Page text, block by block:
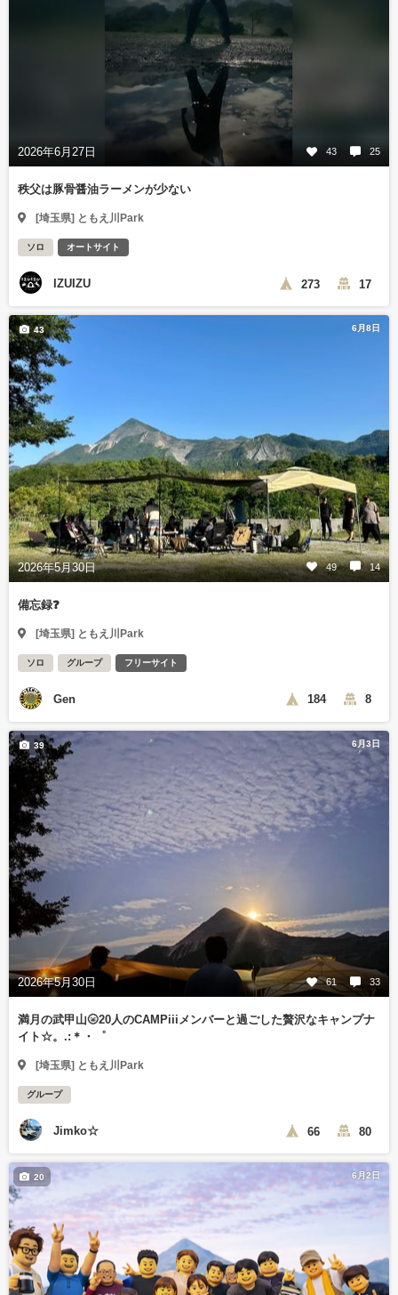
2026年6月27日 43 25
秩父は豚骨醤油ラーメンが少ない
[埼玉県] ともえ川Park
ソロ オートサイト
IZUIZU 273 17
6月8日
2026年5月30日 49 14
43
備忘録❓
[埼玉県] ともえ川Park
ソロ グループ フリーサイト
Gen 184 8
6月3日
2026年5月30日 61 33
39
満月の武甲山🌝20人のCAMPiiiメンバーと過ごした贅沢なキャンプナ
イト☆。.:＊・゜
[埼玉県] ともえ川Park
グループ
Jimko☆ 66 80
6月2日
20